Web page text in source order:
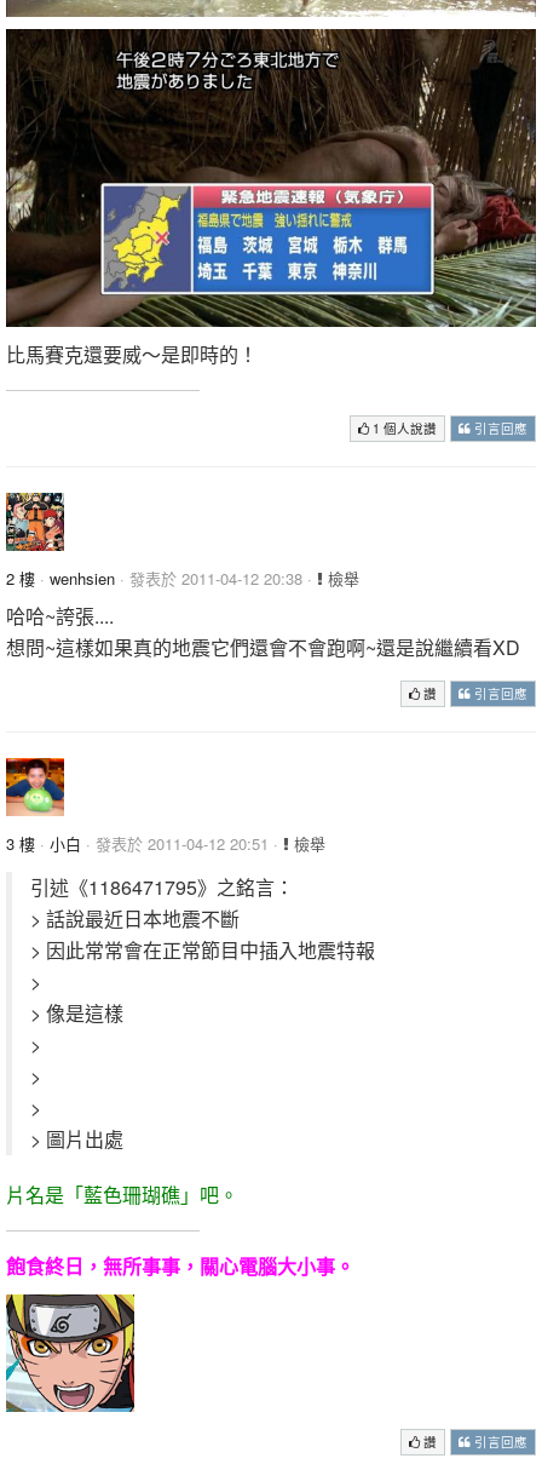
比馬賽克還要威～是即時的！
1 個人說讚 引言回應
2 樓 · wenhsien · 發表於 2011-04-12 20:38 · 檢舉
哈哈~誇張....
想問~這樣如果真的地震它們還會不會跑啊~還是說繼續看XD
讚 引言回應
3 樓 · 小白 · 發表於 2011-04-12 20:51 · 檢舉
引述《1186471795》之銘言：
> 話說最近日本地震不斷
> 因此常常會在正常節目中插入地震特報
>
> 像是這樣
>
>
>
> 圖片出處
片名是「藍色珊瑚礁」吧。
飽食終日，無所事事，關心電腦大小事。
讚 引言回應